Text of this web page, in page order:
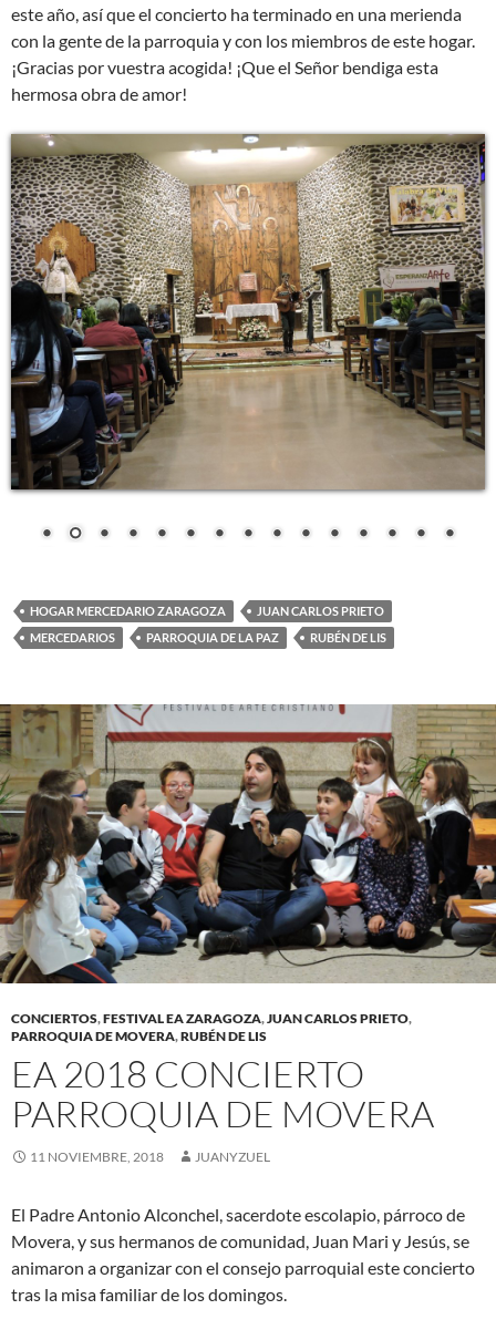
este año, así que el concierto ha terminado en una merienda
con la gente de la parroquia y con los miembros de este hogar.
¡Gracias por vuestra acogida! ¡Que el Señor bendiga esta
hermosa obra de amor!
HOGAR MERCEDARIO ZARAGOZA
JUAN CARLOS PRIETO
MERCEDARIOS
PARROQUIA DE LA PAZ RUBÉN DE LIS
CONCIERTOS,FESTIVAL EA ZARAGOZA,JUAN CARLOS PRIETO,
PARROQUIA DE MOVERA,RUBÉN DE LIS
EA 2018 CONCIERTO
PARROQUIA DE MOVERA
11 NOVIEMBRE, 2018 JUANYZUEL
El Padre Antonio Alconchel, sacerdote escolapio, párroco de
Movera, y sus hermanos de comunidad, Juan Mari y Jesús, se
animaron a organizar con el consejo parroquial este concierto
tras la misa familiar de los domingos.